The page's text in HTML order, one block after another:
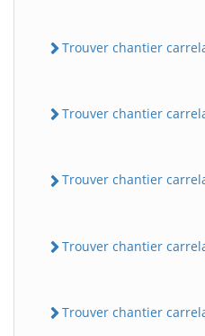
Trouver chantier
Trouver chantier
Trouver chantier
Trouver chantier
Trouver chantier